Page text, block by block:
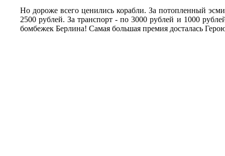
Но дороже всего ценились корабли. За потопленный
2500 рублей. За транспорт - по 3000 рублей и 1000
бомбежек Берлина! Самая большая премия досталась